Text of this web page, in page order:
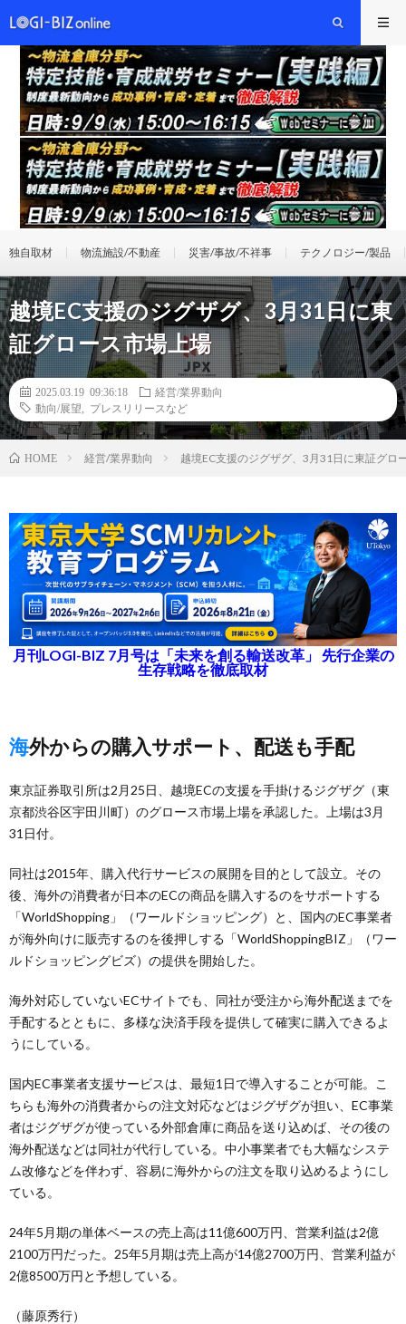
独自取材 物流施設/不動産 災害/事故/不祥事 テクノロジー/製品
越境EC支援のジグザグ、3月31日に東
証グロース市場上場
2025.03.19 09:36:18
経営/業界動向
動向/展望
プレスリリースなど
HOME 経営/業界動向 越境EC支援のジグザグ、3月31日に東証グロ
月刊LOGI-BIZ 7月号は「未来を創る輸送改革」 先行企業の
生存戦略を徹底取材
海外からの購入サポート、配送も手配
東京証券取引所は2月25日、越境ECの支援を手掛けるジグザグ（東
京都渋谷区宇田川町）のグロース市場上場を承認した。上場は3月
31日付。
同社は2015年、購入代行サービスの展開を目的として設立。その
後、海外の消費者が日本のECの商品を購入するのをサポートする
「WorldShopping」（ワールドショッピング）と、国内のEC事業者
が海外向けに販売するのを後押しする「WorldShoppingBIZ」（ワー
ルドショッピングビズ）の提供を開始した。
海外対応していないECサイトでも、同社が受注から海外配送までを
手配するとともに、多様な決済手段を提供して確実に購入できるよ
うにしている。
国内EC事業者支援サービスは、最短1日で導入することが可能。こ
ちらも海外の消費者からの注文対応などはジグザグが担い、EC事業
者はジグザグが使っている外部倉庫に商品を送り込めば、その後の
海外配送などは同社が代行している。中小事業者でも大幅なシステ
ム改修などを伴わず、容易に海外からの注文を取り込めるようにし
ている。
24年5月期の単体ベースの売上高は11億600万円、営業利益は2億
2100万円だった。25年5月期は売上高が14億2700万円、営業利益が
2億8500万円と予想している。
（藤原秀行）